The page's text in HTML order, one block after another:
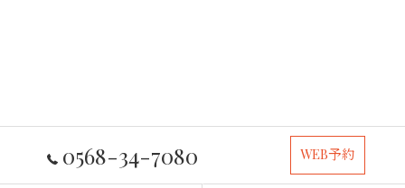
0568-34-7080 WEB予約